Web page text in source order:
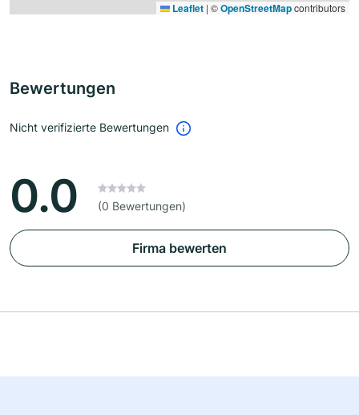
Leaflet | ©OpenStreetMapcontributors
Bewertungen
Nicht verifizierte Bewertungen
0.0 (0 Bewertungen)
Firma bewerten